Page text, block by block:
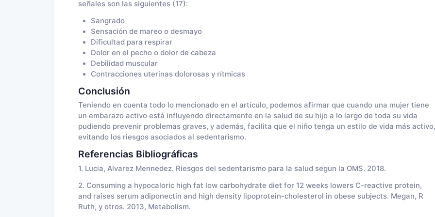
señales son las siguientes (17):
Sangrado
Sensación de mareo o desmayo
Dificultad para respirar
Dolor en el pecho o dolor de cabeza
Debilidad muscular
Contracciones uterinas dolorosas y rítmicas
Conclusión
Teniendo en cuenta todo lo mencionado en el artículo, podemos afirmar que cuando una mujer tiene
un embarazo activo está influyendo directamente en la salud de su hijo a lo largo de toda su vida
pudiendo prevenir problemas graves, y además, facilita que el niño tenga un estilo de vida más activo,
evitando los riesgos asociados al sedentarismo.
Referencias Bibliográficas
1. Lucia, Alvarez Mennedez. Riesgos del sedentarismo para la salud segun la OMS. 2018.
2. Consuming a hypocaloric high fat low carbohydrate diet for 12 weeks lowers C-reactive protein,
and raises serum adiponectin and high density lipoprotein-cholesterol in obese subjects. Megan, R
Ruth, y otros. 2013, Metabolism.